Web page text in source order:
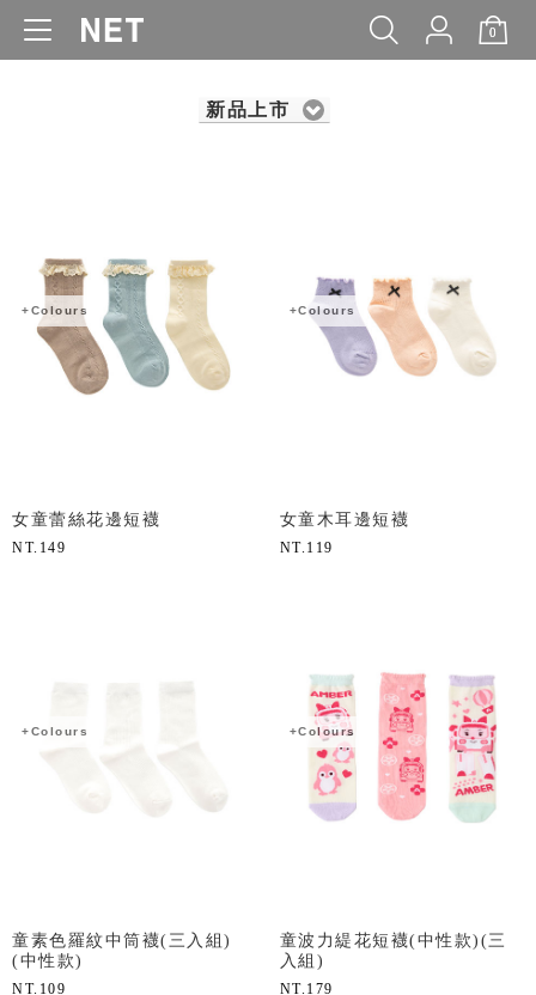
0
WOMEN MEN KIDS BABY
新品上市
+Colours
女童蕾絲花邊短襪
NT. 149
+Colours
女童木耳邊短襪
NT. 119
+Colours
童素色羅紋中筒襪(三入組)
(中性款)
NT. 109
+Colours
童波力緹花短襪(中性款)(三
入組)
NT. 179